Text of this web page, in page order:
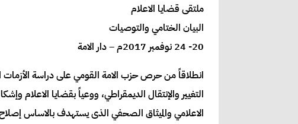
ملتقى قضايا الاعلام
البيان الختامي والتوصيات
20- 24 نوفمبر 2017م – دار الامة
انطلاقاً من حرص حزب الامة القومي على دراسة الأزمات
التغيير والإنتقال الديمقراطي، ووعياً بقضايا الاعلام
الاعلامي والميثاق الصحفي الذى يستهدف بالاساس إصلاح